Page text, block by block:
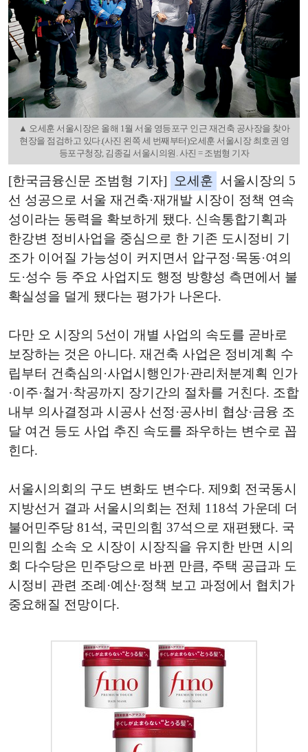
▲ 오세훈 서울시장은 올해 1월 서울 영등포구 인근 재건축 공사장을 찾아
현장을 점검하고 있다.(사진 왼쪽 세 번째부터)오세훈 서울시장 최호권 영
등포구청장, 김종길 서울시의원. 사진 = 조범형 기자
[한국금융신문 조범형 기자] 오세훈 서울시장의 5
선 성공으로 서울 재건축·재개발 시장이 정책 연속
성이라는 동력을 확보하게 됐다. 신속통합기획과
한강변 정비사업을 중심으로 한 기존 도시정비 기
조가 이어질 가능성이 커지면서 압구정·목동·여의
도·성수 등 주요 사업지도 행정 방향성 측면에서 불
확실성을 덜게 됐다는 평가가 나온다.
다만 오 시장의 5선이 개별 사업의 속도를 곧바로
보장하는 것은 아니다. 재건축 사업은 정비계획 수
립부터 건축심의·사업시행인가·관리처분계획 인가
·이주·철거·착공까지 장기간의 절차를 거친다. 조합
내부 의사결정과 시공사 선정·공사비 협상·금융 조
달 여건 등도 사업 추진 속도를 좌우하는 변수로 꼽
힌다.
서울시의회의 구도 변화도 변수다. 제9회 전국동시
지방선거 결과 서울시의회는 전체 118석 가운데 더
불어민주당 81석, 국민의힘 37석으로 재편됐다. 국
민의힘 소속 오 시장이 시장직을 유지한 반면 시의
회 다수당은 민주당으로 바뀐 만큼, 주택 공급과 도
시정비 관련 조례·예산·정책 보고 과정에서 협치가
중요해질 전망이다.